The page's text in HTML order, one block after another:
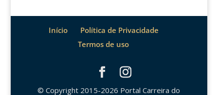
Início
Política de Privacidade
Termos de uso
© Copyright 2015-2026 Portal Carreira do